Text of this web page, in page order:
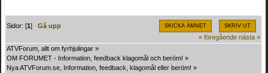
SKICKA ÄMNET SKRIV UT
Sidor: [1]Gå upp
« föregående nästa »
ATVForum, allt om fyrhjulingar »
OM FORUMET - Information, feedback klagomål och beröm! »
Nya ATVForum.se, Information, feedback, klagomål eller beröm! »